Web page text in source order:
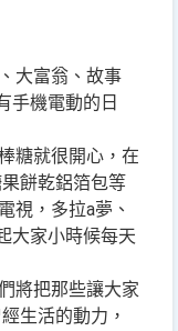
大富翁、故事
手機電動的日
糖就很開心，在
餅乾鋁箔包等
視，多拉a夢、
大家小時候每天
將把那些讓大家
生活的動力，